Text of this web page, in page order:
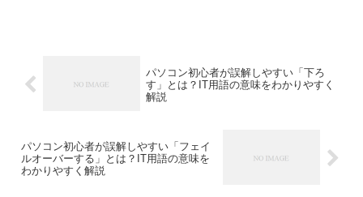
パソコン初心者が誤解しやすい「下ろ
す」とは？IT用語の意味をわかりやすく
解説
パソコン初心者が誤解しやすい「フェイ
ルオーバーする」とは？IT用語の意味を
わかりやすく解説